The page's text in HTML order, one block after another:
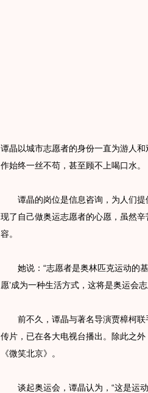
谭晶以城市志愿者的身份一直为游人
作始终一丝不苟，甚至顾不上喝口水。
谭晶的岗位是信息咨询，为人们提
现了自己做奥运志愿者的心愿，虽然
容。
她说：“志愿者是奥林匹克运动的基
愿’成为一种生活方式，这将是奥运会
前不久，谭晶与著名导演贾樟柯联
传片，已在各大电视台播出。除此之
《微笑北京》。
谈起奥运会，谭晶认为，“这是运动